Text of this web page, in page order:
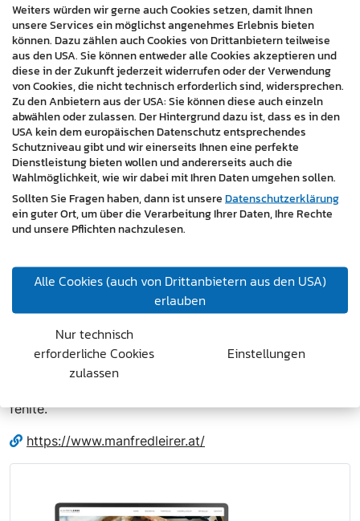
und wurde von Grund auf textiert, strukturiert und
gestaltet. Die Enkaustik-Malerei, als künstlerische
Besonderheit von Manfred Leirer, wird durch große
Bildformate und klare Typografie wirkungsvoll in Szene
gesetzt.
Die integrierten Kontaktmöglichkeiten und der Bereich
Aktuellesschaffen Raum für laufende Informationen
und stärken die digitale Sichtbarkeit. Damit bietet der
Webauftritt nicht nur Übersichtlichkeit, sondern auch
Anschlussfähigkeit für Galerien, Institutionen und
mediale Anfragen.
Manfred Leirer eine digitale Heimat. Die Kombination
aus reduziertem Design, professioneller Textierung und
hochwertiger Werkpräsentation schafft eine Plattform,
die sowohl künstlerischen Anspruch als auch technische
Funktionalität vereint. Ein Projekt, das aus der
künstlerischen Praxis heraus gedacht wurde – und
fehlte.
https://www.manfredleirer.at/
Weiters würden wir gerne auch Cookies setzen, damit Ihnen
unsere Services ein möglichst angenehmes Erlebnis bieten
können. Dazu zählen auch Cookies von Drittanbietern teilweise
aus den USA. Sie können entweder alle Cookies akzeptieren und
diese in der Zukunft jederzeit widerrufen oder der Verwendung
von Cookies, die nicht technisch erforderlich sind, widersprechen.
Zu den Anbietern aus der USA: Sie können diese auch einzeln
abwählen oder zulassen. Der Hintergrund dazu ist, dass es in den
USA kein dem europäischen Datenschutz entsprechendes
Schutzniveau gibt und wir einerseits Ihnen eine perfekte
Dienstleistung bieten wollen und andererseits auch die
Wahlmöglichkeit, wie wir dabei mit Ihren Daten umgehen sollen.
Sollten Sie Fragen haben, dann ist unsereDatenschutzerklärung
ein guter Ort, um über die Verarbeitung Ihrer Daten, Ihre Rechte
und unsere Pflichten nachzulesen.
Alle Cookies (auch von Drittanbietern aus den USA)
erlauben
Nur technisch
erforderliche Cookies
zulassen
Einstellungen